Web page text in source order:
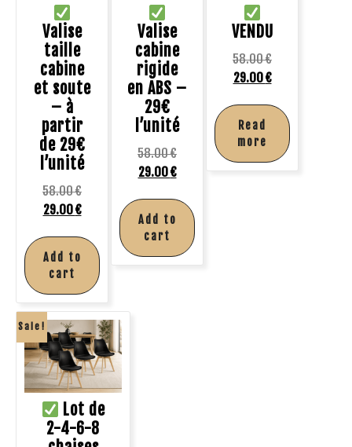
Valise
taille
cabine
et soute
– à
partir
de 29€
l’unité
58.00€
29.00€
Add to
cart
Valise
cabine
rigide
en ABS –
29€
l’unité
58.00€
29.00€
Add to
cart
VENDU
58.00€
29.00€
Read
more
Sale!
Lot de
2-4-6-8